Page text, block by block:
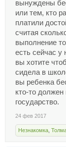
вынуждены
или тем, кто
платили
считая
выполнение
есть сейчас у
вы хотите
сидела в
вы ребенка
кто-то должен
государство.
24 фев 2017
Незнакомка,